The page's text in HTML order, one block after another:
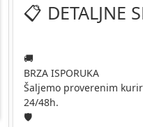
📋 DETALJNE
🚚
BRZA ISPORUKA
Šaljemo proverenim
24/48h.
🛡️